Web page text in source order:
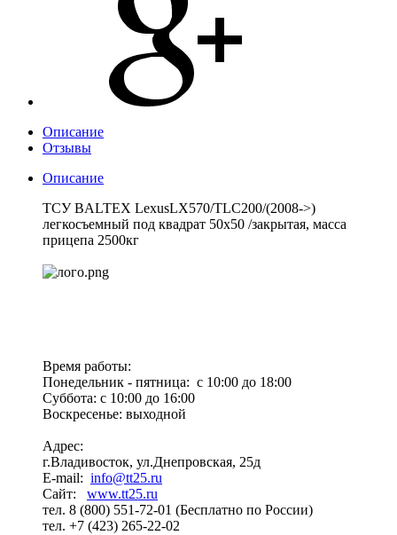
Описание
Отзывы
Описание
ТСУ BALTEX LexusLX570/TLC200/(2008->)
легкосъемный под квадрат 50х50 /закрытая, масса
прицепа 2500кг
Время работы:
Понедельник - пятница: с 10:00 до 18:00
Суббота: с 10:00 до 16:00
Воскресенье: выходной
Адрес:
г.Владивосток, ул.Днепровская, 25д
E-mail: info@tt25.ru
Сайт: www.tt25.ru
тел. 8 (800) 551-72-01 (Бесплатно по России)
тел. +7 (423) 265-22-02